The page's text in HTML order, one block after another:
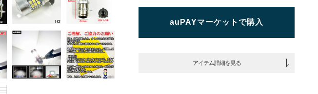
auPAYマーケットで購入
アイテム詳細を見る